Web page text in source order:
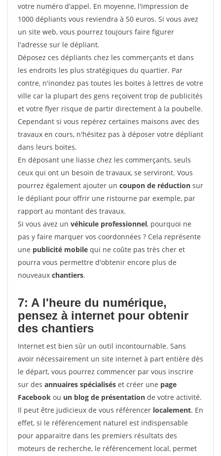
votre numéro d'appel. En moyenne, l'impression de
1000 dépliants vous reviendra à 50 euros. Si vous avez
un site web, vous pourrez toujours faire figurer
l'adresse sur le dépliant.
Déposez ces dépliants chez les commerçants et dans
les endroits les plus stratégiques du quartier. Par
contre, n'inondez pas toutes les boites à lettres de votre
ville car la plupart des gens reçoivent trop de publicités
et votre flyer risque de partir directement à la poubelle.
Cependant si vous repérez certaines maisons avec des
travaux en cours, n'hésitez pas à déposer votre dépliant
dans leurs boites.
En déposant une liasse chez les commerçants, seuls
ceux qui ont un besoin de travaux, se serviront. Vous
pourrez également ajouter un coupon de réduction sur
le dépliant pour offrir une ristourne par exemple, par
rapport au montant des travaux.
Si vous avez un véhicule professionnel, pourquoi ne
pas y faire marquer vos coordonnées ? Cela représente
une publicité mobile qui ne coûte pas très cher et
pourra vous permettre d'obtenir encore plus de
nouveaux chantiers.
7: A l'heure du numérique,
pensez à internet pour obtenir
des chantiers
Internet est bien sûr un outil incontournable. Sans
avoir nécessairement un site internet à part entière dès
le départ, vous pourrez commencer par vous inscrire
sur des annuaires spécialisés et créer une page
Facebook ou un blog de présentation de votre activité.
Il peut être judicieux de vous référencer localement. En
effet, si le référencement naturel est indispensable
pour apparaitre dans les premiers résultats des
moteurs de recherche, le référencement local, permet